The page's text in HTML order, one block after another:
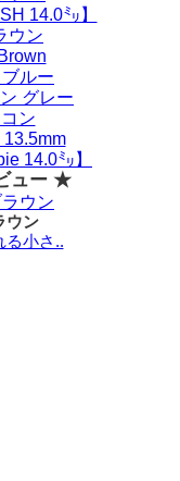
ュー ★
ウン
る小さ..